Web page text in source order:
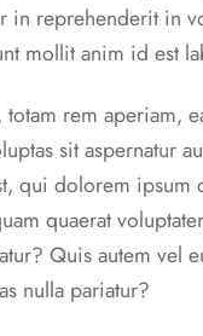
reprehenderit in
mollit anim id est
rem aperiam,
sit aspernatur
qui dolorem ipsum
quaerat
Quis autem vel
nulla pariatur?